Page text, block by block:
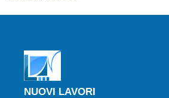
NUOVI LAVORI